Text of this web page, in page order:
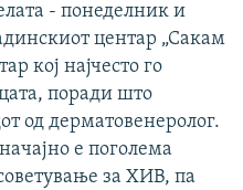
- понеделник и
центар „Сакам
кој најчесто го
поради што
од дерматовенеролог.
е поголема
за ХИВ, па